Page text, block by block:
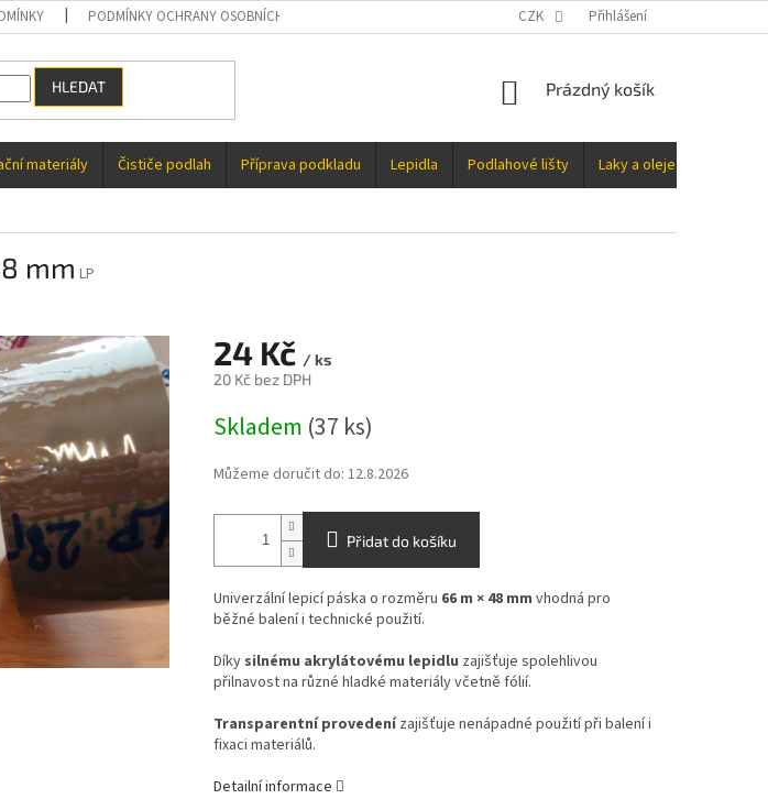
PODMÍNKY OCHRANY OSOBNÍCH ÚDAJŮ CZK Přihlášení
HLEDAT
NÁKUPNÍ
Prázdný košík
materiály Čističe podlah Příprava podkladu Lepidla Podlahové lišty Laky a oleje
mm LP
24 Kč / ks
20 Kč bez DPH
cena:
Skladem (37 ks)
Můžeme doručit do: 12.8.2026
Přidat do košíku
Univerzální lepicí páska o rozměru 66 m × 48 mm vhodná pro
běžné balení i technické použití.
Díky silnému akrylátovému lepidlu zajišťuje spolehlivou
přilnavost na různé hladké materiály včetně fólií.
Transparentní provedenízajišťuje nenápadné použití při balení i
fixaci materiálů.
Detailní informace